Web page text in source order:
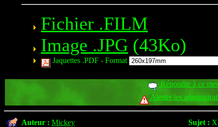
Fichier .FILM
Image .JPG (43Ko)
Jaquettes .PDF - Format
Répondre à ce
Alerter les
Auteur : Mickey Sujet :